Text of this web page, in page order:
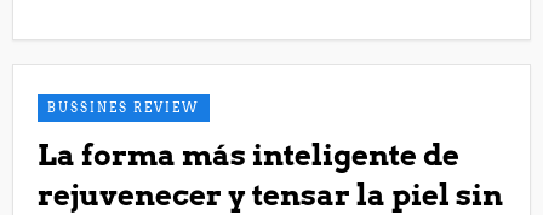
BUSSINES REVIEW
La forma más inteligente de
rejuvenecer y tensar la piel sin